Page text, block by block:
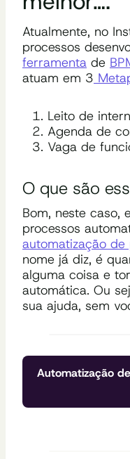
Atualmente, no
processos
ferramenta de
atuam em 3 M
Leito de
Agenda de
Vaga de
O que são
Bom, neste caso,
processos
automatização de
nome já diz, é
alguma coisa e
automática. Ou
sua ajuda, sem
Automatização